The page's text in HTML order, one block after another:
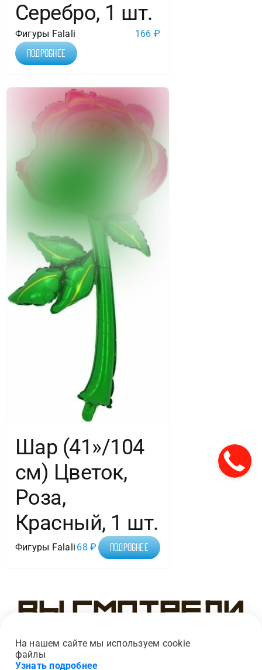
Серебро, 1 шт.
Фигуры Falali 166 ₽
Подробнее
Шар (41»/104
см) Цветок,
Роза,
Красный, 1 шт.
Фигуры Falali 68₽ Подробнее
Вы смотрели
На нашем сайте мы используем cookie
файлы
Узнать подробнее